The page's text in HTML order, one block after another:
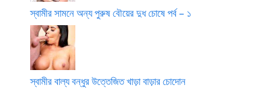
স্বামীর সামনে অন্য পুরুষ বৌয়ের দুধ চোষে পর্ব – ১
স্বামীর বাল্য বন্ধুর উত্তেজিত খাড়া বাড়ার চোদোন